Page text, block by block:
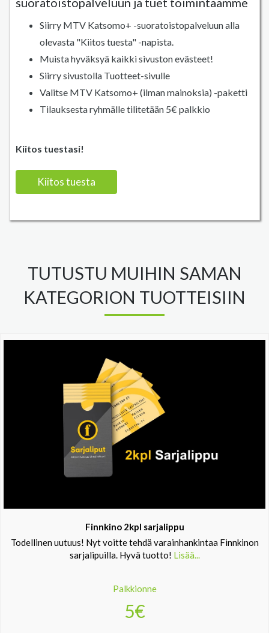
Siirry MTV Katsomo+ -suoratoistopalveluun alla
olevasta "Kiitos tuesta" -napista.
Muista hyväksyä kaikki sivuston evästeet!
Siirry sivustolla Tuotteet-sivulle
Valitse MTV Katsomo+ (ilman mainoksia) -paketti
Tilauksesta ryhmälle tilitetään 5€ palkkio
Kiitos tuestasi!
Kiitos tuesta
TUTUSTU MUIHIN SAMAN
KATEGORION TUOTTEISIIN
Finnkino 2kpl sarjalippu
Todellinen uutuus! Nyt voitte tehdä varainhankintaa Finnkinon
sarjalipuilla. Hyvä tuotto! Lisää...
Palkkionne
5€